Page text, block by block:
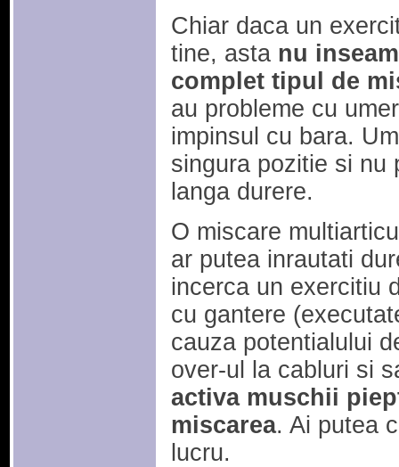
Chiar daca un
tine, asta nu
complet tipul de
au probleme cu
impinsul cu bara.
singura pozitie si nu
langa durere.
O miscare
ar putea inrautati
incerca un exercitiu
cu gantere
cauza potentialului
over-ul la cabluri si
activa muschii
miscarea. Ai putea
lucru.